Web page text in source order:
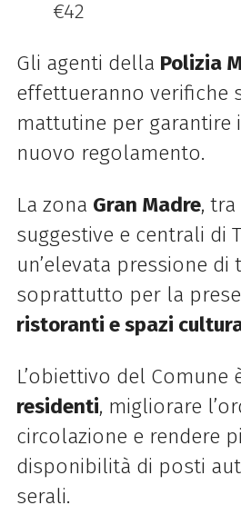
€42
Gli agenti della Polizia
effettueranno verifiche
mattutine per
nuovo regolamento.
La zona Gran Madre,
suggestive e centrali di
un’elevata pressione di
soprattutto per la
ristoranti e spazi
L’obiettivo del Comune
residenti, migliorare
circolazione e rendere
disponibilità di posti
serali.